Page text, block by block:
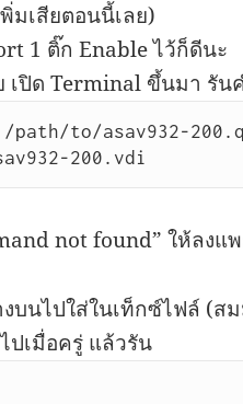
มเสียตอนนี้เลย)
1 ติ๊ก Enable ไว้ก็ดีนะ
ปิด Terminal ขึ้นมา รัน
path/to/asav932-
200.vdi
not found” ให้ลงแ
บนไปใส่ในเท็กซ์ไฟล์ (ส
ปเมื่อครู่ แล้วรัน